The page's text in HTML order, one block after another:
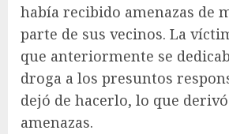
había recibido amenazas de
parte de sus vecinos. La
que anteriormente se
droga a los presuntos
dejó de hacerlo, lo que
amenazas.